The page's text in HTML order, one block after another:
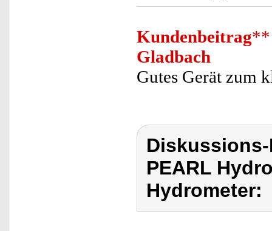
Kundenbeitrag**
Gladbach
Gutes Gerät zum
PEARL
Hydrometer: